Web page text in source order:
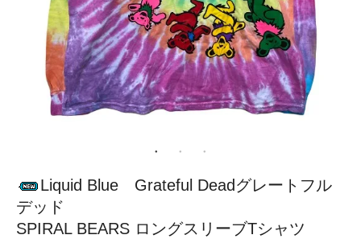
Liquid Blue Grateful Deadグレートフル
デッド
SPIRAL BEARS ロングスリーブTシャツ